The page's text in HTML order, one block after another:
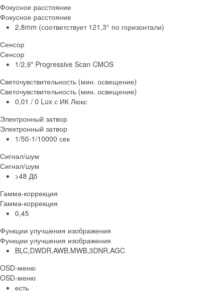
Фокусное расстояние
Фокусное расстояние
2,8mm (соответствует 121,3° по горизонтали)
Сенсор
Сенсор
1/2,9" Progressive Scan CMOS
Светочувствительность (мин. освещение)
Светочувствительность (мин. освещение)
0,01 / 0 Lux с ИК Люкс
Электронный затвор
Электронный затвор
1/50-1/10000 сек
Сигнал/шум
Сигнал/шум
>48 Дб
Гамма-коррекция
Гамма-коррекция
0,45
Функции улучшения изображения
Функции улучшения изображения
BLC,DWDR,AWB,MWB,3DNR,AGC
OSD-меню
OSD-меню
есть